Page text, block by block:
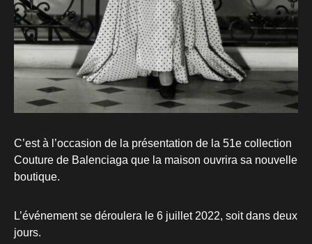
C’est à l’occasion de la présentation de la 51e collection
Couture de Balenciaga que la maison ouvrira sa nouvelle
boutique.
L’événement se déroulera le 6 juillet 2022, soit dans deux
jours.